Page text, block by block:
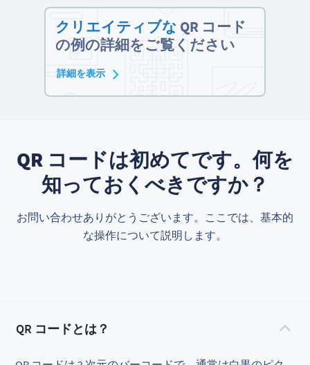
クリエイティブな QR コード
の例の詳細をご覧ください
詳細を表示
QR コードは初めてです。何を
知っておくべきですか？
お問い合わせありがとうございます。ここでは、基本的
な操作について説明します。
QR コードとは？